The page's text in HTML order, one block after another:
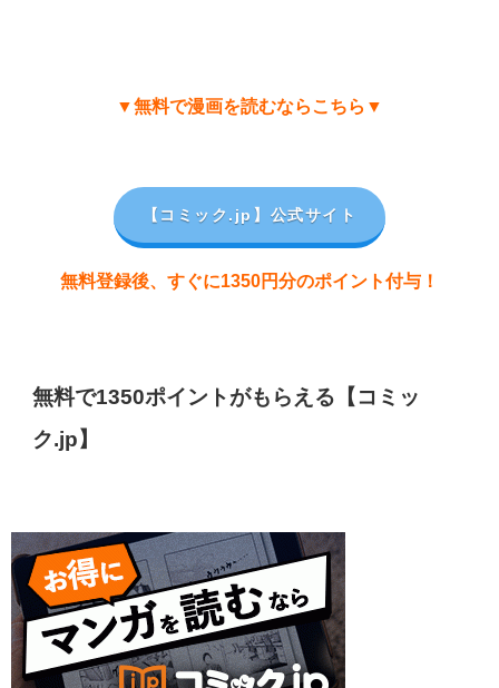
▼無料で漫画を読むならこちら▼
【コミック.jp 】公式サイト
無料登録後、すぐに1350円分のポイント付与！
無料で1350ポイントがもらえる【コミッ
ク.jp】